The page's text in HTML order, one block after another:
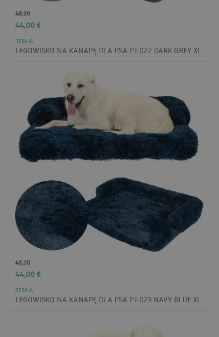
48,00
44,00€
REBAJA
LEGOWISKO NA KANAPĘ DLA PSA PJ-027 DARK GREY XL
48,00
44,00€
REBAJA
LEGOWISKO NA KANAPĘ DLA PSA PJ-023 NAVY BLUE XL